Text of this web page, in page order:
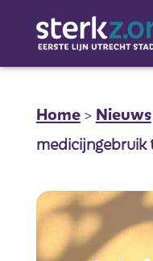
Home> Nieuws
medicijngebruik